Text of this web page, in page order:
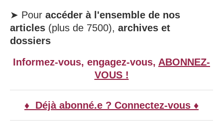
➤ Pour accéder à l'ensemble de nos
articles (plus de 7500), archives et
dossiers
Informez-vous, engagez-vous, ABONNEZ-
VOUS !
♦ Déjà abonné.e ? Connectez-vous ♦